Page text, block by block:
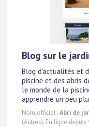
Blog sur le
Blog d'actualités et
piscine et des abris
le monde de la
apprendre un peu
Nom officiel :Abri de
(Autres). En ligne depuis